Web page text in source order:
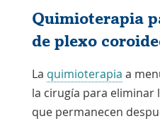
Quimioterapia
de plexo
La quimioterapia a
la cirugía para eliminar
que permanecen